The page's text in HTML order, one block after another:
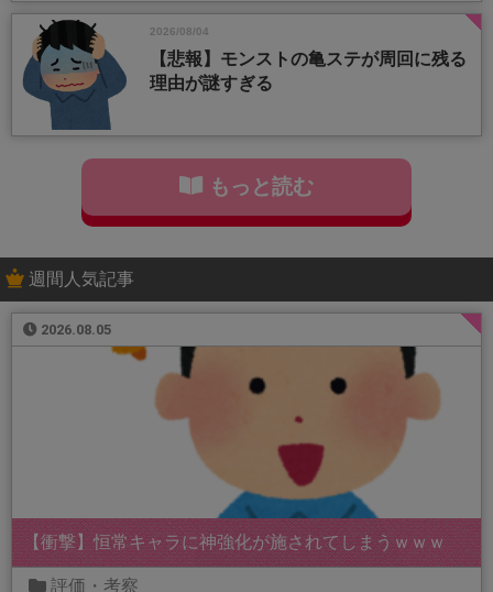
2026/08/04
【悲報】モンストの亀ステが周回に残る
理由が謎すぎる
もっと読む
週間人気記事
2026.08.05
【衝撃】恒常キャラに神強化が施されてしまうｗｗｗ
評価・考察